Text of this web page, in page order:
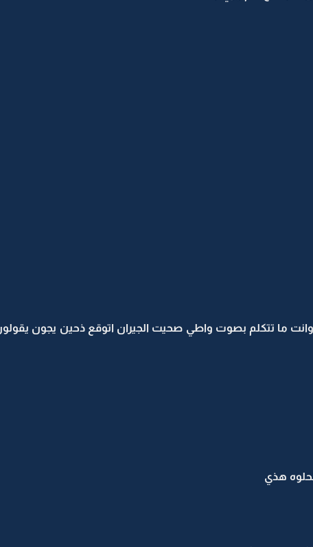
ما تتكلم بصوت واطي صحيت الجيران اتوقع ذحين يجون
هذي